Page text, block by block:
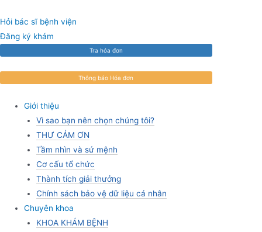
to
content
Hỏi bác sĩ bệnh viện
Đăng ký khám
Tra hóa đơn
Thông báo Hóa đơn
Giới thiệu
Vì sao bạn nên chọn chúng tôi?
THƯ CẢM ƠN
Tầm nhìn và sứ mệnh
Cơ cấu tổ chức
Thành tích giải thưởng
Chính sách bảo vệ dữ liệu cá nhân
Chuyên khoa
KHOA KHÁM BỆNH